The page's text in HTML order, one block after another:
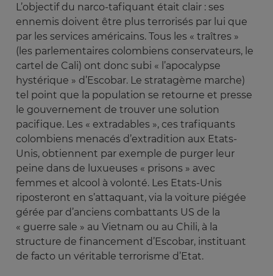
L’objectif du narco-tafiquant était clair : ses
ennemis doivent être plus terrorisés par lui que
par les services américains. Tous les « traîtres »
(les parlementaires colombiens conservateurs, le
cartel de Cali) ont donc subi « l’apocalypse
hystérique » d’Escobar. Le stratagème marche)
tel point que la population se retourne et presse
le gouvernement de trouver une solution
pacifique. Les « extradables », ces trafiquants
colombiens menacés d’extradition aux Etats-
Unis, obtiennent par exemple de purger leur
peine dans de luxueuses « prisons » avec
femmes et alcool à volonté. Les Etats-Unis
riposteront en s’attaquant, via la voiture piégée
gérée par d’anciens combattants US de la
« guerre sale » au Vietnam ou au Chili, à la
structure de financement d’Escobar, instituant
de facto un véritable terrorisme d’Etat.